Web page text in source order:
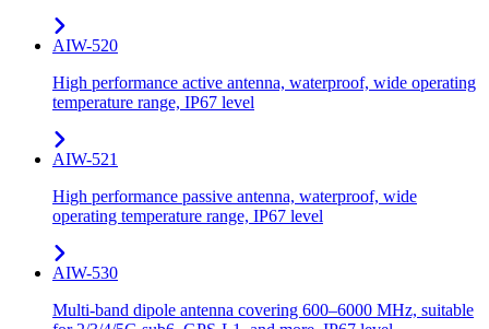
AIW-520
High performance active antenna, waterproof, wide operating
temperature range, IP67 level
AIW-521
High performance passive antenna, waterproof, wide
operating temperature range, IP67 level
AIW-530
Multi-band dipole antenna covering 600–6000 MHz, suitable